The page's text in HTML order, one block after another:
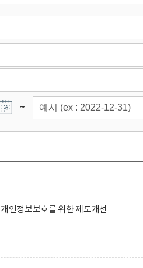
~
인정보보호를 위한 제도개선